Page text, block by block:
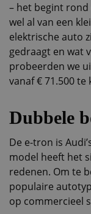
– het begint rond
wel al van een
elektrische auto
gedraagt en wat
probeerden we
vanaf € 71.500 te
Dubbele
De e-tron is
model heeft het
redenen. Om te
populaire
op commercieel